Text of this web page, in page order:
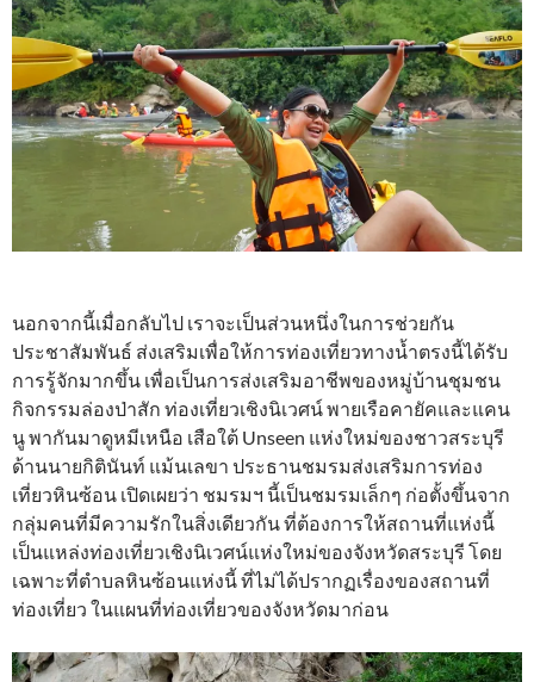
นอกจากนี้เมื่อกลับไป เราจะเป็นส่วนหนึ่งในการช่วยกัน
ประชาสัมพันธ์ ส่งเสริมเพื่อให้การท่องเที่ยวทางน้ำตรงนี้ได้รับ
การรู้จักมากขึ้น เพื่อเป็นการส่งเสริมอาชีพของหมู่บ้านชุมชน
กิจกรรมล่องป่าสัก ท่องเที่ยวเชิงนิเวศน์ พายเรือคายัคและแคน
นู พากันมาดูหมีเหนือ เสือใต้ Unseen แห่งใหม่ของชาวสระบุรี
ด้านนายกิตินันท์ แม้นเลขา ประธานชมรมส่งเสริมการท่อง
เที่ยวหินซ้อน เปิดเผยว่า ชมรมฯ นี้เป็นชมรมเล็กๆ ก่อตั้งขึ้นจาก
กลุ่มคนที่มีความรักในสิ่งเดียวกัน ที่ต้องการให้สถานที่แห่งนี้
เป็นแหล่งท่องเที่ยวเชิงนิเวศน์แห่งใหม่ของจังหวัดสระบุรี โดย
เฉพาะที่ตำบลหินซ้อนแห่งนี้ ที่ไม่ได้ปรากฏเรื่องของสถานที่
ท่องเที่ยว ในแผนที่ท่องเที่ยวของจังหวัดมาก่อน